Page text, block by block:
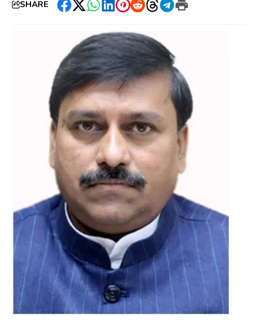
SHARE
Facebook
Twitter
WhatsApp
LinkedIn
Pinterest
RedditThreads
Telegram
Print